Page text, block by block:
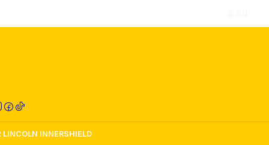
INNERSHIELD